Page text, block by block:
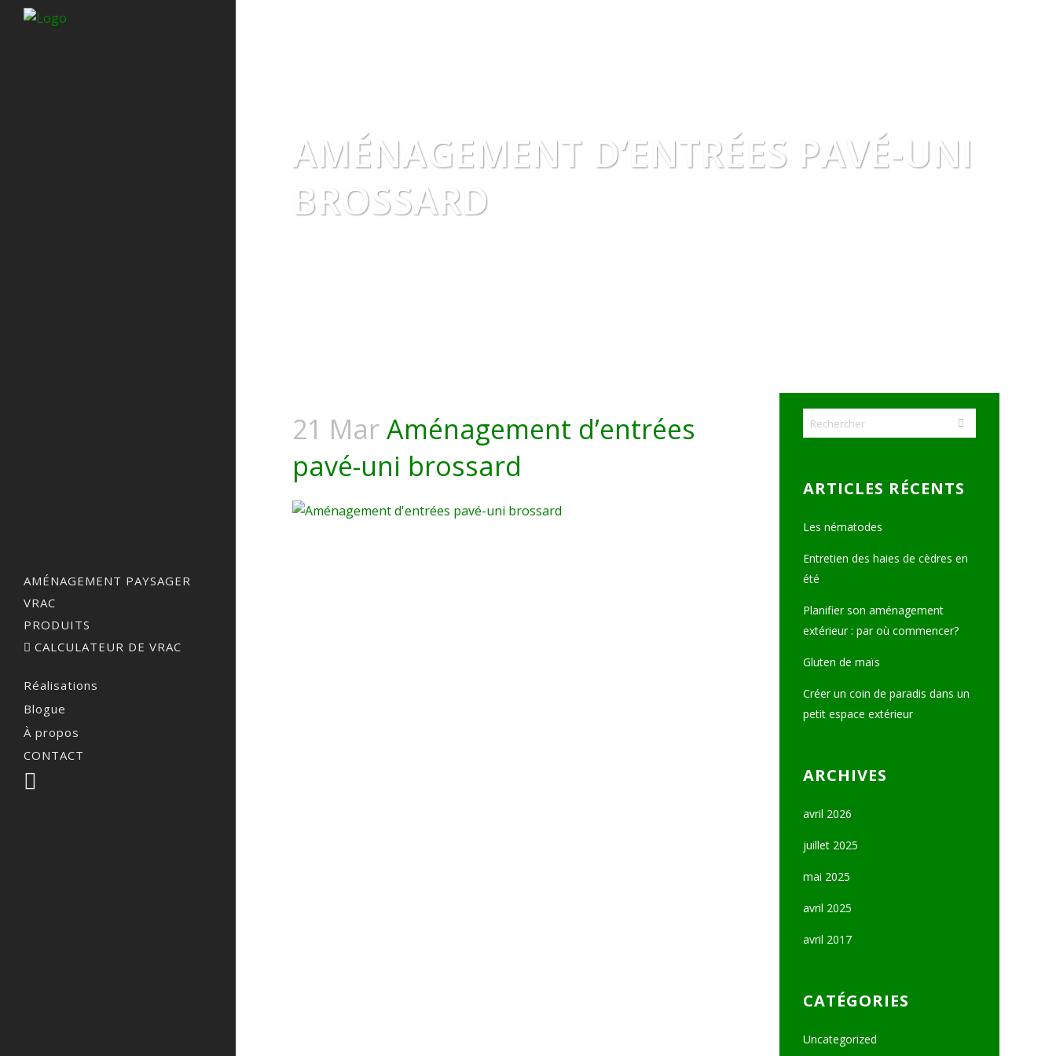
AMÉNAGEMENT PAYSAGER
VRAC
PRODUITS
CALCULATEUR DE VRAC
Réalisations
Blogue
À propos
CONTACT
AMÉNAGEMENT D’ENTRÉES PAVÉ-UNI
BROSSARD
21 MarAménagement d’entrées
pavé-uni brossard
ARTICLES RÉCENTS
Les nématodes
Entretien des haies de cèdres en
été
Planifier son aménagement
extérieur : par où commencer?
Gluten de maïs
Créer un coin de paradis dans un
petit espace extérieur
ARCHIVES
avril 2026
juillet 2025
mai 2025
avril 2025
avril 2017
CATÉGORIES
Uncategorized